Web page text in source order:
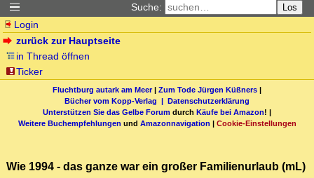
Suche: Los
Login
zurück zur Hauptseite
in Thread öffnen
Ticker
Fluchtburg autark am Meer| Zum Tode Jürgen Küßners |
Bücher vom Kopp-Verlag | Datenschutzerklärung
Unterstützen Sie das Gelbe Forum durch Käufe bei Amazon! |
Weitere Buchempfehlungen und Amazonnavigation | Cookie-Einstellungen
Wie 1994 - das ganze war ein großer Familienurlaub (mL)